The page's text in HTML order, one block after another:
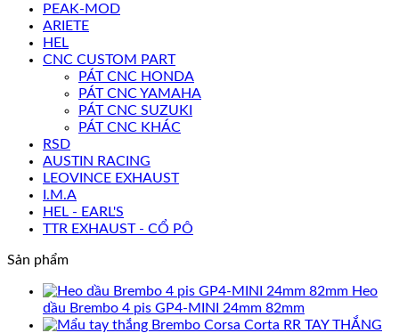
PEAK-MOD
ARIETE
HEL
CNC CUSTOM PART
PÁT CNC HONDA
PÁT CNC YAMAHA
PÁT CNC SUZUKI
PÁT CNC KHÁC
RSD
AUSTIN RACING
LEOVINCE EXHAUST
I.M.A
HEL - EARL'S
TTR EXHAUST - CỔ PÔ
Sản phẩm
Heo
dầu Brembo 4 pis GP4-MINI 24mm 82mm
TAY THẮNG